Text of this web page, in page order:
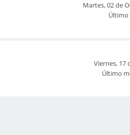
Martes, 02 de
Último
Viernes, 17
Último